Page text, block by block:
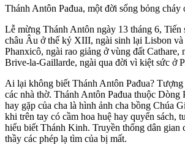
Thánh Antôn Pađua, một đời sống bỏng
Lễ mừng Thánh Antôn ngày 13 tháng 6,
châu Âu ở thế kỷ XIII, ngài sinh lại Lisbon và
Phanxicô, ngài rao giảng ở vùng đất Cathare,
Brive-la-Gaillarde, ngài qua đời vì kiệt sức ở
Ai lại không biết Thánh Antôn Pađua? Tượng
các nhà thờ. Thánh Antôn Pađua thuộc Dòng
hay gặp của cha là hình ảnh cha bồng Chúa
khi trên tay có cầm hoa huệ hay quyển sách,
hiểu biết Thánh Kinh. Truyền thống dân gian
thầy các phép lạ tìm của bị mất.